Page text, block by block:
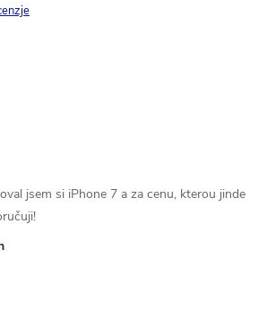
jsem si iPhone 7 a za cenu, kterou jinde